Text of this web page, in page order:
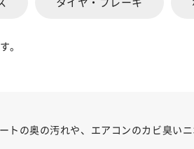
タイヤ・ブレーキ
。
トの奥の汚れや、エアコンのカビ臭い